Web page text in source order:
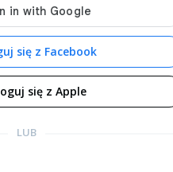
się z Facebook
się z Apple
LUB